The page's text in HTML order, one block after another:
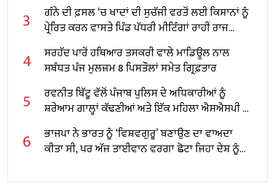
3
ਗੰਨੇ ਦੀ ਫ਼ਸਲ ‘ਚ ਖਾਦਾਂ ਦੀ ਸੁਚੱਜੀ ਵਰਤੋਂ ਲਈ ਕਿਸਾਨਾਂ ਨੂੰ
ਪ੍ਰੇਰਿਤ ਕਰਨ ਵਾਸਤੇ ਪਿੰਡ ਪੱਧਰੀ ਮੀਟਿੰਗਾਂ ਰਾਹੀਂ ਰਾਜ
ਪੱਧਰੀ ਮੁਹਿੰਮ ਚਲਾਈ
4
ਸਰਹੱਦ ਪਾਰੋਂ ਹਥਿਆਰ ਤਸਕਰੀ ਵਾਲੇ ਮਾਡਿਊਲ ਨਾਲ
ਸਬੰਧਤ ਪੰਜ ਮੁਲਜ਼ਮ 8 ਪਿਸਤੌਲਾਂ ਸਮੇਤ ਗ੍ਰਿਫ਼ਤਾਰ
5
ਰਵਨੀਤ ਬਿੱਟੂ ਵੱਲੋਂ ਪੰਜਾਬ ਪੁਲਿਸ ਦੇ ਅਧਿਕਾਰੀਆਂ ਨੂੰ
ਸ਼ਰੇਆਮ ਗਾਲ੍ਹਾਂ ਕੱਢਣੀਆਂ ਅਤੇ ਇੱਕ ਮਹਿਲਾ ਐਸਐਸਪੀ ਨੂੰ
ਧਮਕਾਉਣਾ ਬੇਹੱਦ ਨਿੰਦਣਯੋਗ : ਬਲਤੇਜ ਪੰਨੂ
6
ਭਾਜਪਾ ਨੇ ਭਾਰਤ ਨੂੰ ‘ਵਿਸ਼ਵਗੁਰੂ’ ਬਣਾਉਣ ਦਾ ਵਾਅਦਾ
ਕੀਤਾ ਸੀ, ਪਰ ਅੱਜ ਤਾਈਵਾਨ ਵਰਗਾ ਛੋਟਾ ਜਿਹਾ ਦੇਸ਼ ਨੂੰ